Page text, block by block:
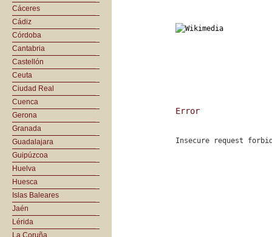
Cáceres
Cádiz
Córdoba
Cantabria
Castellón
Ceuta
Ciudad Real
Cuenca
Gerona
Granada
Guadalajara
Guipúzcoa
Huelva
Huesca
Islas Baleares
Jaén
Lérida
La Coruña
Error
Insecure request